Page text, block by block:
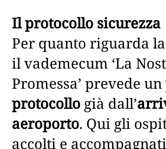
Il protocollo sicurezza
Per quanto riguarda
il vademecum ‘La
Promessa’ prevede un
protocollo già dall’
aeroporto. Qui gli
accolti e